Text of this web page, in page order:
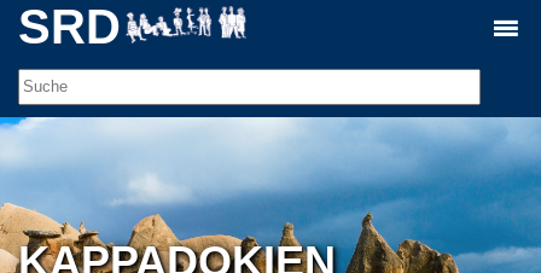
SRD
KAPPADOKIEN